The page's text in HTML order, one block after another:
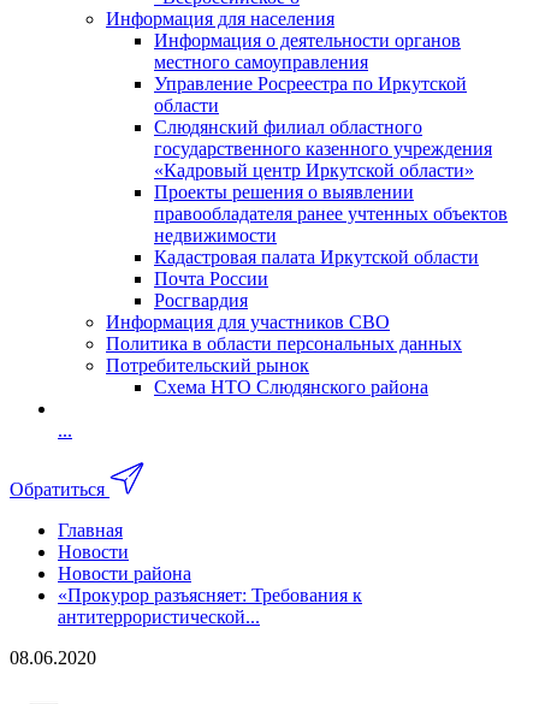
Информация для населения
Информация о деятельности органов
местного самоуправления
Управление Росреестра по Иркутской
области
Слюдянский филиал областного
государственного казенного учреждения
«Кадровый центр Иркутской области»
Проекты решения о выявлении
правообладателя ранее учтенных объектов
недвижимости
Кадастровая палата Иркутской области
Почта России
Росгвардия
Информация для участников СВО
Политика в области персональных данных
Потребительский рынок
Схема НТО Слюдянского района
...
Обратиться
Главная
Новости
Новости района
«Прокурор разъясняет: Требования к
антитеррористической...
08.06.2020